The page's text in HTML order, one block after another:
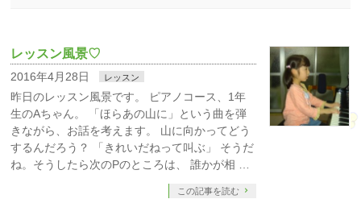
レッスン風景♡
2016年4月28日 レッスン
昨日のレッスン風景です。 ピアノコース、1年
生のAちゃん。 「ほらあの山に」という曲を弾
きながら、お話を考えます。 山に向かってどう
するんだろう？ 「きれいだねって叫ぶ」 そうだ
ね。そうしたら次のPのところは、 誰かが相 …
この記事を読む